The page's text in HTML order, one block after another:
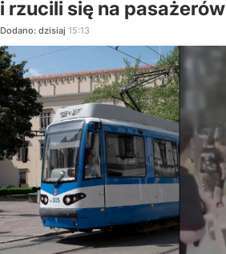
i rzucili się na pasażerów
Dodano: dzisiaj 15:13